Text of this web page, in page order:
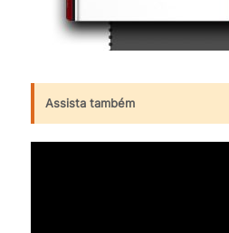
Assista também